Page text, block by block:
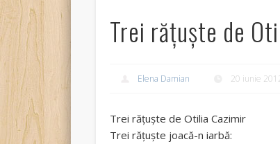
Trei răţuşte de
Elena Damian 20 iunie
Trei răţuşte de Otilia Cazimir
Trei răţuşte joacă-n iarbă: